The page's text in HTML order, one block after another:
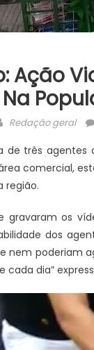
Ação
Author
Redação geral
de três
comercial,
região.
gravaram os
dos
nem poderiam
cada dia”